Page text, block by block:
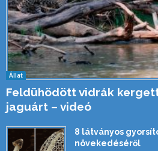
Állat
Feldühödött vidrák
jaguárt – videó
8 látványos
növekedéséről